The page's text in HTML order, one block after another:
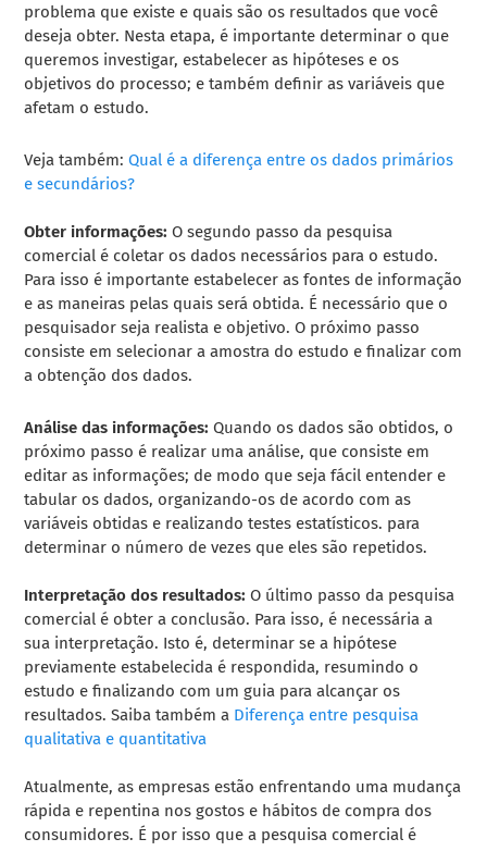
problema que existe e quais são os resultados que você
deseja obter. Nesta etapa, é importante determinar o que
queremos investigar, estabelecer as hipóteses e os
objetivos do processo; e também definir as variáveis ​​que
afetam o estudo.
Veja também:Qual é a diferença entre os dados primários
e secundários?
Obter informações: O segundo passo da pesquisa
comercial é coletar os dados necessários para o estudo.
Para isso é importante estabelecer as fontes de informação
e as maneiras pelas quais será obtida. É necessário que o
pesquisador seja realista e objetivo. O próximo passo
consiste em selecionar a amostra do estudo e finalizar com
a obtenção dos dados.
Análise das informações: Quando os dados são obtidos, o
próximo passo é realizar uma análise, que consiste em
editar as informações; de modo que seja fácil entender e
tabular os dados, organizando-os de acordo com as
variáveis ​​obtidas e realizando testes estatísticos. para
determinar o número de vezes que eles são repetidos.
Interpretação dos resultados: O último passo da pesquisa
comercial é obter a conclusão. Para isso, é necessária a
sua interpretação. Isto é, determinar se a hipótese
previamente estabelecida é respondida, resumindo o
estudo e finalizando com um guia para alcançar os
resultados. Saiba também a Diferença entre pesquisa
qualitativa e quantitativa
Atualmente, as empresas estão enfrentando uma mudança
rápida e repentina nos gostos e hábitos de compra dos
consumidores. É por isso que a pesquisa comercial é